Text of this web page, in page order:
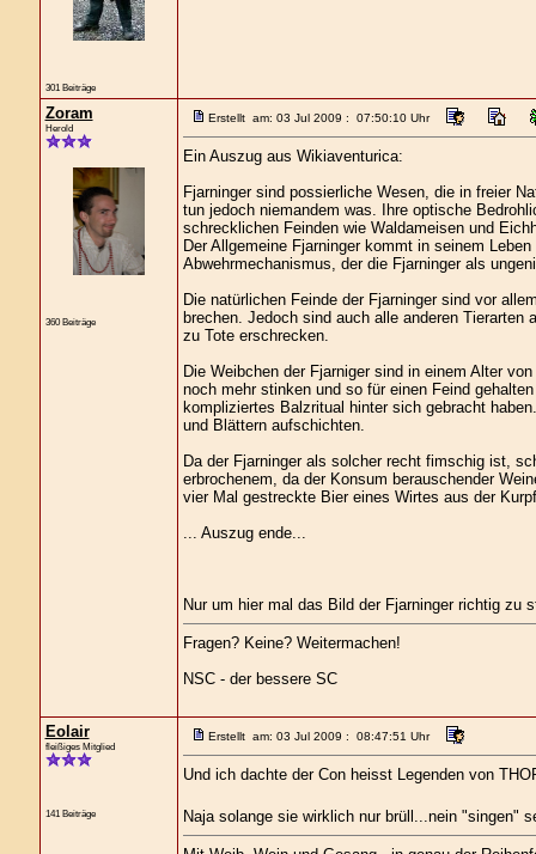
301 Beiträge
Zoram
Herold
360 Beiträge
Erstellt am: 03 Jul 2009 : 07:50:10 Uhr
Ein Auszug aus Wikiaventurica:
Fjarninger sind possierliche Wesen, die in freier
tun jedoch niemandem was. Ihre optische
schrecklichen Feinden wie Waldameisen und
Der Allgemeine Fjarninger kommt in seinem
Abwehrmechanismus, der die Fjarninger als
Die natürlichen Feinde der Fjarninger sind vor
brechen. Jedoch sind auch alle anderen
zu Tote erschrecken.
Die Weibchen der Fjarniger sind in einem Alter
noch mehr stinken und so für einen Feind
kompliziertes Balzritual hinter sich gebracht
und Blättern aufschichten.
Da der Fjarninger als solcher recht fimschig ist,
erbrochenem, da der Konsum berauschender
vier Mal gestreckte Bier eines Wirtes aus der
... Auszug ende...
Nur um hier mal das Bild der Fjarninger richtig zu
Fragen? Keine? Weitermachen!
NSC - der bessere SC
Eolair
fleißiges Mitglied
141 Beiträge
Erstellt am: 03 Jul 2009 : 08:47:51 Uhr
Und ich dachte der Con heisst Legenden von
Naja solange sie wirklich nur brüll...nein "singen"